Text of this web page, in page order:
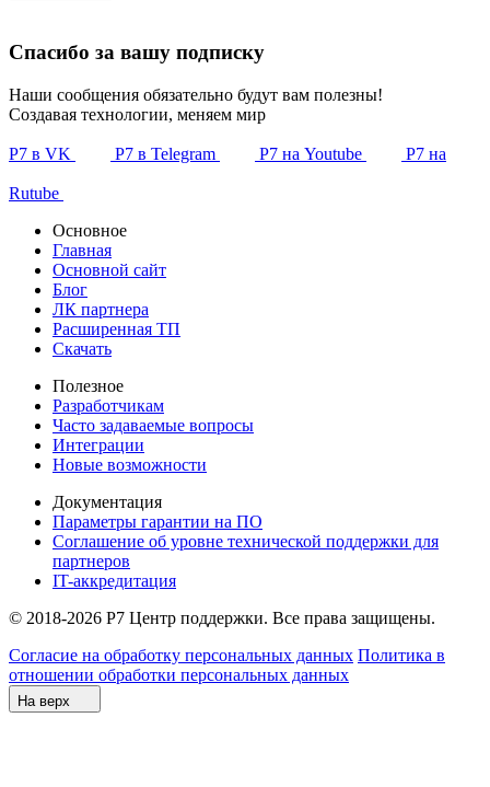
Спасибо за вашу подписку
Наши сообщения обязательно будут вам полезны!
Создавая технологии, меняем мир
Р7 в VK Р7 в Telegram Р7 на Youtube Р7 на
Rutube
Основное
Главная
Основной сайт
Блог
ЛК партнера
Расширенная ТП
Скачать
Полезное
Разработчикам
Часто задаваемые вопросы
Интеграции
Новые возможности
Документация
Параметры гарантии на ПО
Соглашение об уровне технической поддержки для
партнеров
IT-аккредитация
© 2018-2026 Р7 Центр поддержки. Все права защищены.
Согласие на обработку персональных данных Политика в
отношении обработки персональных данных
На верх